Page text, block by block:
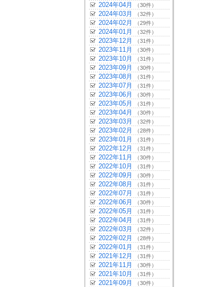
2024年04月 （30件）
2024年03月 （32件）
2024年02月 （29件）
2024年01月 （32件）
2023年12月 （31件）
2023年11月 （30件）
2023年10月 （31件）
2023年09月 （30件）
2023年08月 （31件）
2023年07月 （31件）
2023年06月 （30件）
2023年05月 （31件）
2023年04月 （30件）
2023年03月 （32件）
2023年02月 （28件）
2023年01月 （31件）
2022年12月 （31件）
2022年11月 （30件）
2022年10月 （31件）
2022年09月 （30件）
2022年08月 （31件）
2022年07月 （31件）
2022年06月 （30件）
2022年05月 （31件）
2022年04月 （31件）
2022年03月 （32件）
2022年02月 （28件）
2022年01月 （31件）
2021年12月 （31件）
2021年11月 （30件）
2021年10月 （31件）
2021年09月 （30件）